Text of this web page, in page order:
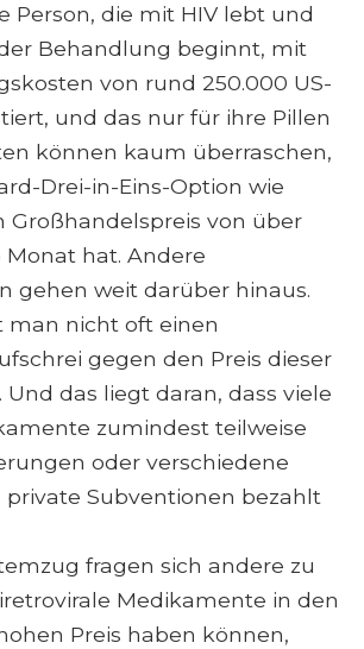
Person, die mit HIV lebt und
Behandlung beginnt, mit
von rund 250.000 US-
und das nur für ihre Pillen
können kaum überraschen,
Drei-in-Eins-Option wie
Großhandelspreis von über
Monat hat. Andere
gehen weit darüber hinaus.
man nicht oft einen
gegen den Preis dieser
das liegt daran, dass viele
zumindest teilweise
oder verschiedene
Subventionen bezahlt
fragen sich andere zu
Medikamente in den
Preis haben können,